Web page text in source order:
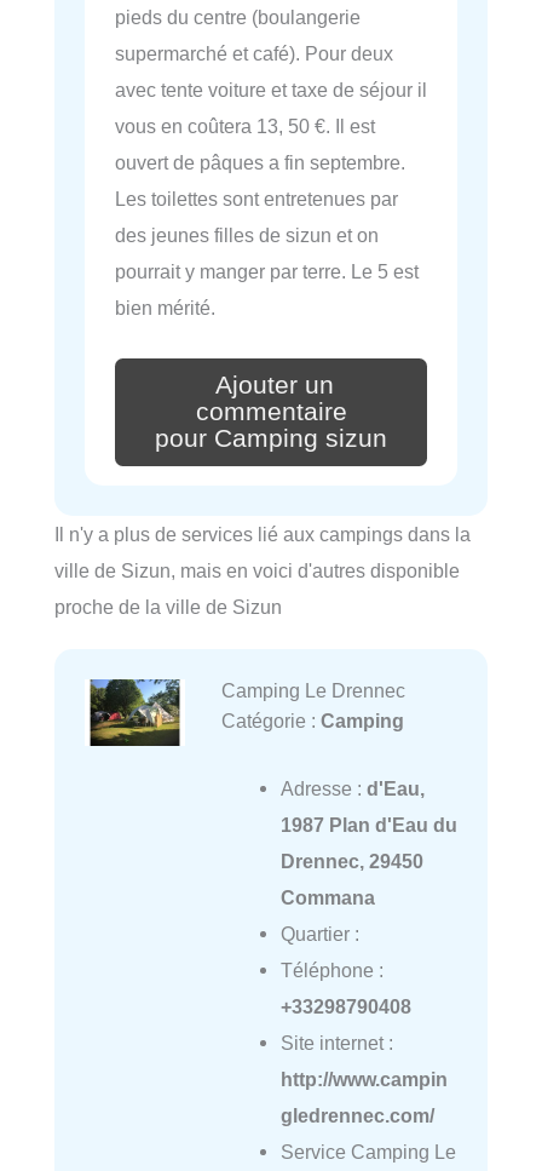
pieds du centre (boulangerie
supermarché et café). Pour deux
avec tente voiture et taxe de séjour il
vous en coûtera 13, 50 €. Il est
ouvert de pâques a fin septembre.
Les toilettes sont entretenues par
des jeunes filles de sizun et on
pourrait y manger par terre. Le 5 est
bien mérité.
Ajouter un
commentaire
pour Camping sizun
Il n'y a plus de services lié aux campings dans la
ville de Sizun, mais en voici d'autres disponible
proche de la ville de Sizun
Camping Le Drennec
Catégorie : Camping
Adresse : d'Eau,
1987 Plan d'Eau du
Drennec, 29450
Commana
Quartier :
Téléphone :
+33298790408
Site internet :
http://www.campin
gledrennec.com/
Service Camping Le